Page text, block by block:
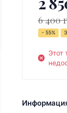
6 400
- 55%
Этот